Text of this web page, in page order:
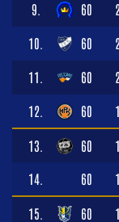
9. 60
10. 60
11. 60
12. 60
13. 60
14. 60
15. 60